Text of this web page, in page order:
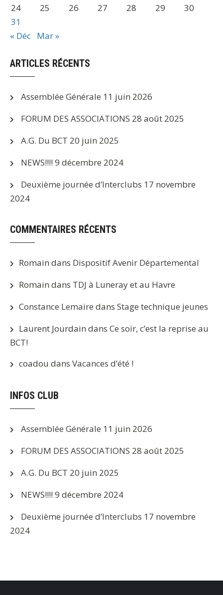
24
25 26 27 28 29
30
31
« Déc Mar »
ARTICLES RÉCENTS
Assemblée Générale 11 juin 2026
FORUM DES ASSOCIATIONS 28 août 2025
A.G. Du BCT 20 juin 2025
NEWS!!!! 9 décembre 2024
Deuxième journée d’Interclubs 17 novembre
2024
COMMENTAIRES RÉCENTS
Romain dans Dispositif Avenir Départemental
Romain dans TDJ à Luneray et au Havre
Constance Lemaire dans Stage technique jeunes
Laurent Jourdain dans Ce soir, c’est la reprise au
BCT!
coadou dans Vacances d’été !
INFOS CLUB
Assemblée Générale 11 juin 2026
FORUM DES ASSOCIATIONS 28 août 2025
A.G. Du BCT 20 juin 2025
NEWS!!!! 9 décembre 2024
Deuxième journée d’Interclubs 17 novembre
2024